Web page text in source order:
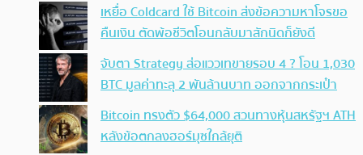
เหยื่อ Coldcard ใช้ Bitcoin ส่งข้อความหาโจรขอ
คืนเงิน ตัดพ้อชีวิตโอนกลับมาสักนิดก็ยังดี
จับตา Strategy ส่อแววเทขายรอบ 4 ? โอน 1,030
BTC มูลค่าทะลุ 2 พันล้านบาท ออกจากกระเป๋า
Bitcoin ทรงตัว $64,000 สวนทางหุ้นสหรัฐฯ ATH
หลังข้อตกลงฮอร์มุซใกล้ยุติ